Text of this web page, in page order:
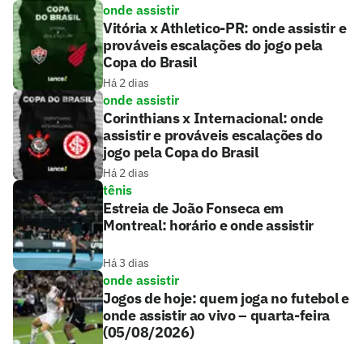
onde assistir
Vitória x Athletico-PR: onde assistir e
prováveis escalações do jogo pela
Copa do Brasil
Há 2 dias
onde assistir
Corinthians x Internacional: onde
assistir e prováveis escalações do
jogo pela Copa do Brasil
Há 2 dias
tênis
Estreia de João Fonseca em
Montreal: horário e onde assistir
Há 3 dias
onde assistir
Jogos de hoje: quem joga no futebol e
onde assistir ao vivo – quarta-feira
(05/08/2026)